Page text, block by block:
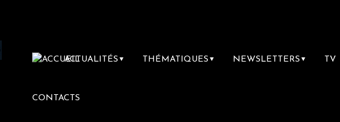
ACTUALITÉS ▼ THÉMATIQUES ▼ NEWSLETTERS ▼ TV
CONTACTS